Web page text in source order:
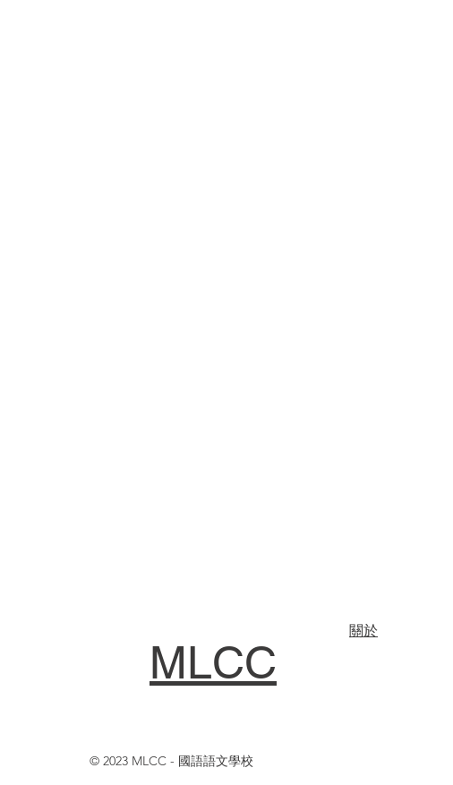
關於
© 2023 MLCC - 國語語文學校
MLCC